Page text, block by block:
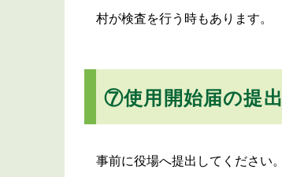
村が検査を行う時もあります。
⑦使用開始届の提出
事前に役場へ提出してください。